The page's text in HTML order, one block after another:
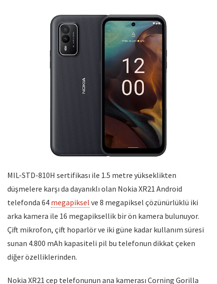
MIL-STD-810H sertifikası ile 1.5 metre yükseklikten
düşmelere karşı da dayanıklı olan Nokia XR21 Android
telefonda 64 megapiksel ve 8 megapiksel çözünürlüklü iki
arka kamera ile 16 megapiksellik bir ön kamera bulunuyor.
Çift mikrofon, çift hoparlör ve iki güne kadar kullanım süresi
sunan 4.800 mAh kapasiteli pil bu telefonun dikkat çeken
diğer özelliklerinden.
Nokia XR21 cep telefonunun ana kamerası Corning Gorilla